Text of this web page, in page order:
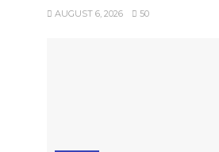
AUGUST 6, 2026 50